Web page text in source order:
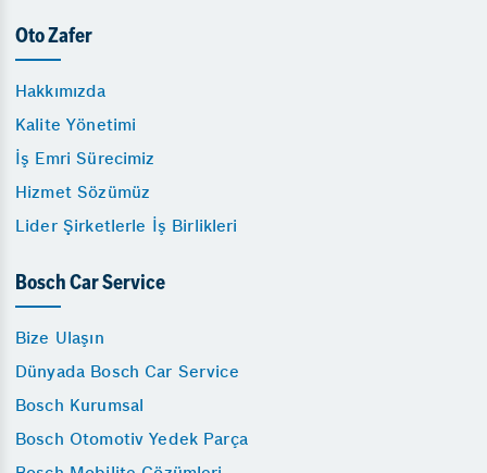
Oto Zafer
Hakkımızda
Kalite Yönetimi
İş Emri Sürecimiz
Hizmet Sözümüz
Lider Şirketlerle İş Birlikleri
Bosch Car Service
Bize Ulaşın
Dünyada Bosch Car Service
Bosch Kurumsal
Bosch Otomotiv Yedek Parça